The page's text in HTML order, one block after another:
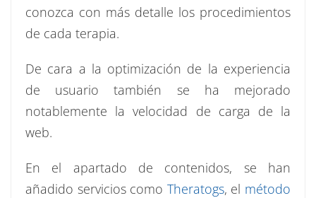
conozca con más detalle los procedimientos
de cada terapia.
De cara a la optimización de la experiencia
de usuario también se ha mejorado
notablemente la velocidad de carga de la
web.
En el apartado de contenidos, se han
añadido servicios como Theratogs, el método